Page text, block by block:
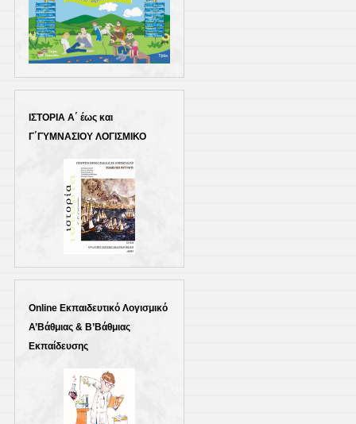
ΙΣΤΟΡΙΑ Α΄ έως και
Γ΄ΓΥΜΝΑΣΙΟΥ ΛΟΓΙΣΜΙΚΟ
Online Εκπαιδευτικό Λογισμικό
Α’Βάθμιας & Β’Βάθμιας
Εκπαίδευσης